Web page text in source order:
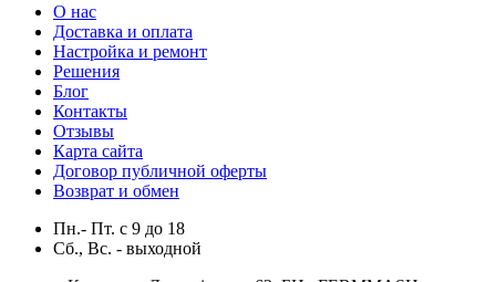
О нас
Доставка и оплата
Настройка и ремонт
Решения
Блог
Контакты
Отзывы
Карта сайта
Договор публичной оферты
Возврат и обмен
Пн.- Пт. с 9 до 18
Сб., Вс. - выходной